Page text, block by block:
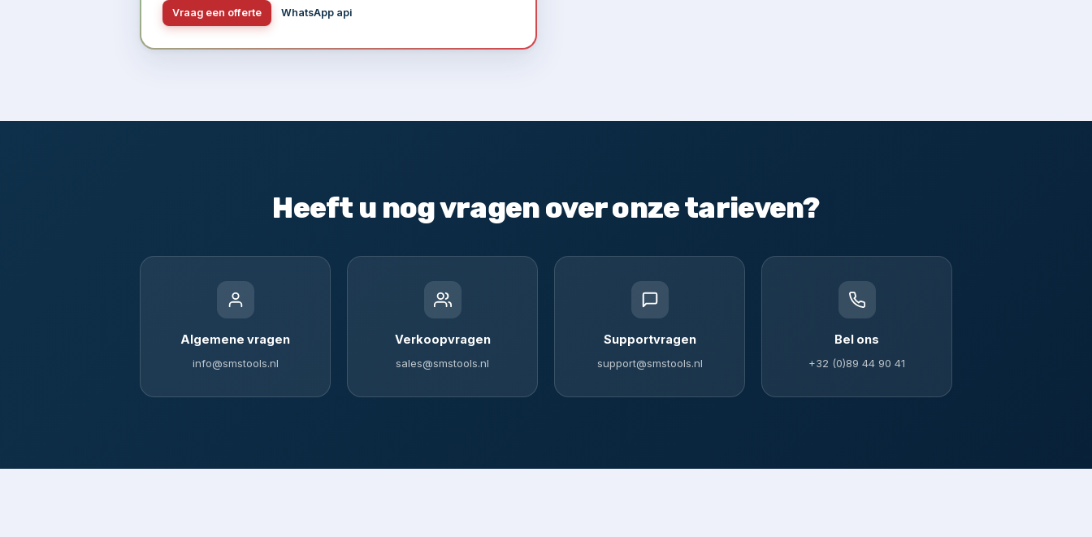
Vraag een offerte WhatsApp api
Heeft u nog vragen over onze tarieven?
Algemene vragen
info@smstools.nl
Verkoopvragen
sales@smstools.nl
Supportvragen
support@smstools.nl
Bel ons
+32 (0)89 44 90 41